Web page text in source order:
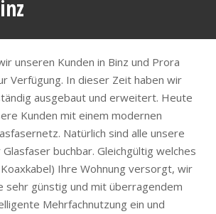
unseren Kunden in Binz und Prora
Verfügung. In dieser Zeit haben wir
ausgebaut und erweitert. Heute
Kunden mit einem modernen
Natürlich sind alle unsere
buchbar. Gleichgültig welches
Ihre Wohnung versorgt, wir
sehr günstig und mit überragendem
Mehrfachnutzung ein und